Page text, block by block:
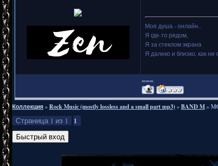
Моя душа - онлайн..
Я где-то рядом,
Я за стеклом экрана
Я далеко и близко, как ни
===
Коллекция»Rock Music (mostly lossless and a small part mp3)»BAND M»
Страница 1 из 1 1